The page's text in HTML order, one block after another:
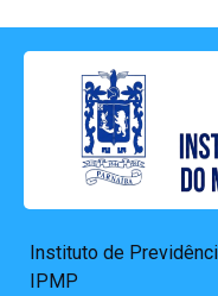
Instituto de
IPMP